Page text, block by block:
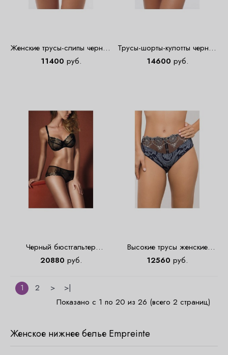
Женские трусы-слипы черные
Empreinte 0382
11400 руб.
Трусы-шорты-кулотты черные
Empreinte 0282
14600 руб.
Черный бюстгальтер
балконет Empreinte 08181
20880 руб.
Высокие трусы женские
синего цвета Empreinte 0582
12560 руб.
1 2 >
>|
Показано с 1 по 20 из 26 (всего 2 страниц)
Женское нижнее белье Empreinte